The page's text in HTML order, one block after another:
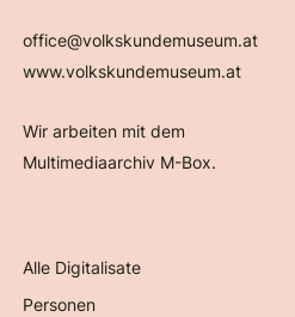
office@volkskundemuseum.at
www.volkskundemuseum.at
Wir arbeiten mit dem
Multimediaarchiv M-Box.
Alle Digitalisate
Personen